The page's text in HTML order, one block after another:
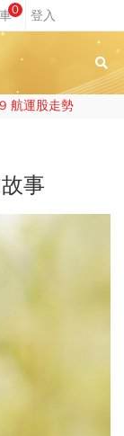
0
航運股走勢
事